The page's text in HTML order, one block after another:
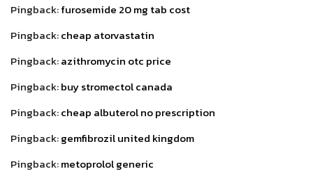
Pingback:furosemide 20 mg tab cost
Pingback:cheap atorvastatin
Pingback:azithromycin otc price
Pingback:buy stromectol canada
Pingback:cheap albuterol no prescription
Pingback:gemfibrozil united kingdom
Pingback:metoprolol generic